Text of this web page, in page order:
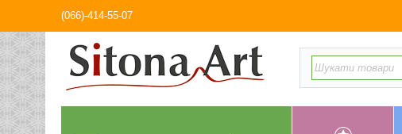
(066)-414-55-07